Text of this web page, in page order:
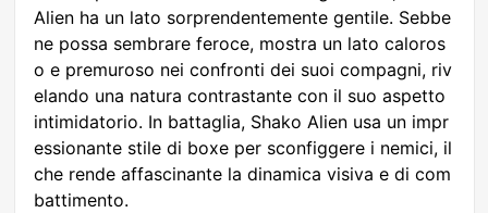
Alien ha un lato sorprendentemente gentile. Sebbe
ne possa sembrare feroce, mostra un lato caloros
o e premuroso nei confronti dei suoi compagni, riv
elando una natura contrastante con il suo aspetto
intimidatorio. In battaglia, Shako Alien usa un impr
essionante stile di boxe per sconfiggere i nemici, il
che rende affascinante la dinamica visiva e di com
battimento.